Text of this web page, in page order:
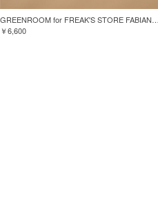
GREENROOM for FREAK'S STORE FABIAN LAVATER S/S TEE
￥6,600